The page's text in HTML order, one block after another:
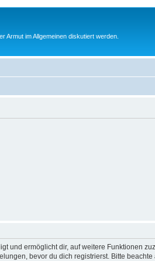
Armut im Allgemeinen diskutiert werden.
und ermöglicht dir, auf weitere Funktionen
bevor du dich registrierst. Bitte